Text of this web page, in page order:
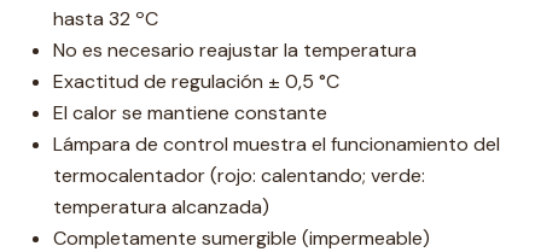
hasta 32 ºC
No es necesario reajustar la temperatura
Exactitud de regulación ± 0,5 °C
El calor se mantiene constante
Lámpara de control muestra el funcionamiento del
termocalentador (rojo: calentando; verde:
temperatura alcanzada)
Completamente sumergible (impermeable)